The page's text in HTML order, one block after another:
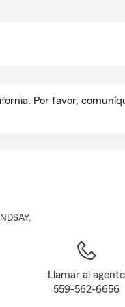
Por favor,
,
Llamar al agente
559-562-6656